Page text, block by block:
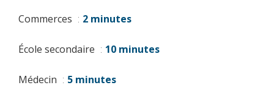
Commerces 2 minutes
École secondaire 10 minutes
Médecin 5 minutes